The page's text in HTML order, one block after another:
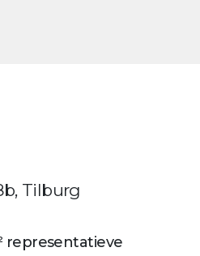
Tilburg
representatieve